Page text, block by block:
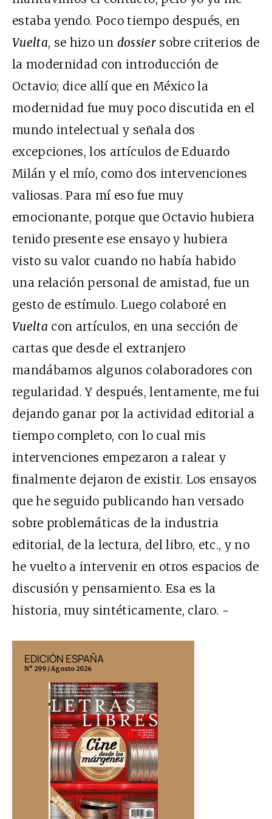
estaba yendo. Poco tiempo después, en
Vuelta, se hizo un dossiersobre criterios de
la modernidad con introducción de
Octavio; dice allí que en México la
modernidad fue muy poco discutida en el
mundo intelectual y señala dos
excepciones, los artículos de Eduardo
Milán y el mío, como dos intervenciones
valiosas. Para mí eso fue muy
emocionante, porque que Octavio hubiera
tenido presente ese ensayo y hubiera
visto su valor cuando no había habido
una relación personal de amistad, fue un
gesto de estímulo. Luego colaboré en
Vuelta con artículos, en una sección de
cartas que desde el extranjero
mandábamos algunos colaboradores con
regularidad. Y después, lentamente, me fui
dejando ganar por la actividad editorial a
tiempo completo, con lo cual mis
intervenciones empezaron a ralear y
finalmente dejaron de existir. Los ensayos
que he seguido publicando han versado
sobre problemáticas de la industria
editorial, de la lectura, del libro, etc., y no
he vuelto a intervenir en otros espacios de
discusión y pensamiento. Esa es la
historia, muy sintéticamente, claro. ~
EDICIÓN ESPAÑA
N° 299 / Agosto 2026